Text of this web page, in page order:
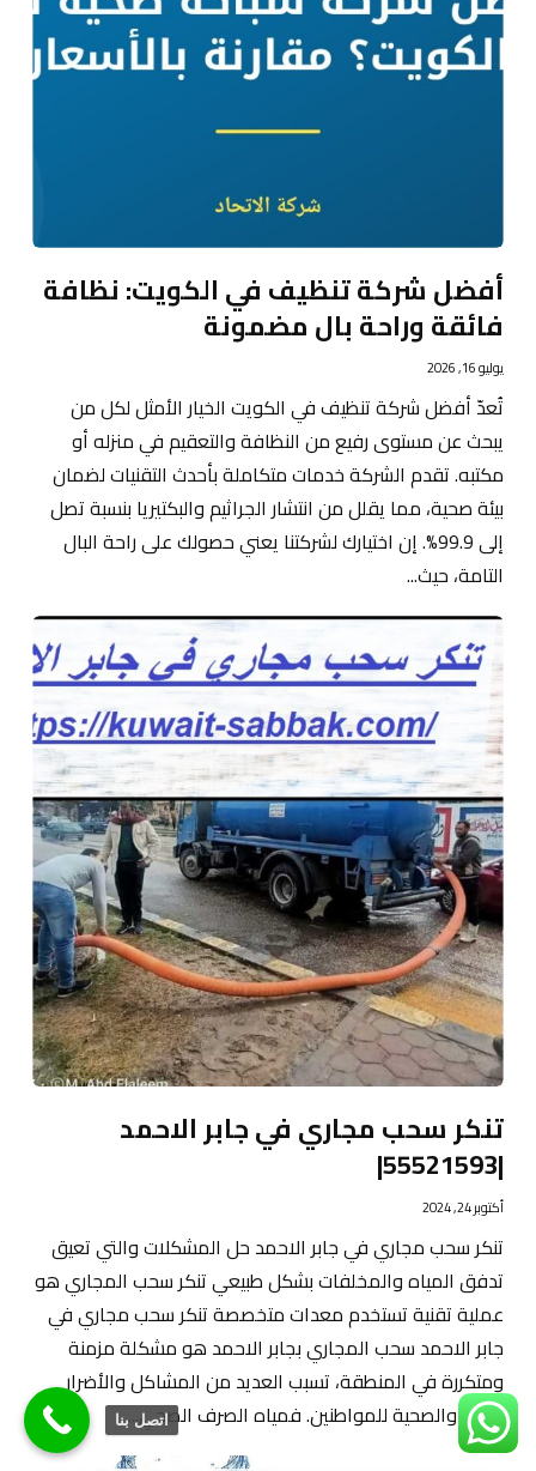
أفضل شركة تنظيف في الكويت: نظافة
فائقة وراحة بال مضمونة
يوليو 16, 2026
تُعدّ أفضل شركة تنظيف في الكويت الخيار الأمثل لكل من
يبحث عن مستوى رفيع من النظافة والتعقيم في منزله أو
مكتبه. تقدم الشركة خدمات متكاملة بأحدث التقنيات لضمان
بيئة صحية، مما يقلل من انتشار الجراثيم والبكتيريا بنسبة تصل
إلى 99.9%. إن اختيارك لشركتنا يعني حصولك على راحة البال
التامة، حيث...
تنكر سحب مجاري في جابر الاحمد
|55521593|
أكتوبر 24, 2024
تنكر سحب مجاري في جابر الاحمد حل المشكلات والتي تعيق
تدفق المياه والمخلفات بشكل طبيعي تنكر سحب المجاري هو
عملية تقنية تستخدم معدات متخصصة تنكر سحب مجاري في
جابر الاحمد سحب المجاري بجابر الاحمد هو مشكلة مزمنة
ومتكررة في المنطقة، تسبب العديد من المشاكل والأضرار
البيئية والصحية للمواطنين. فمياه الصرف الصحي...
اتصل بنا